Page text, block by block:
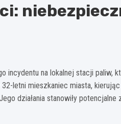
incydentu na lokalnej stacji paliw,
letni mieszkaniec miasta,
działania stanowiły